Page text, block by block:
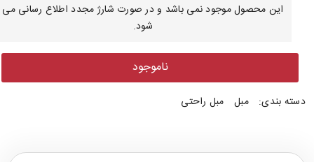
این محصول موجود نمی باشد و در صورت شارژ مجدد اطلاع رسانی می
شود.
ناموجود
دسته بندی: مبل مبل راحتی